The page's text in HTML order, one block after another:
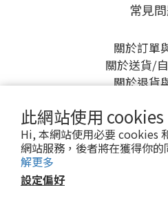
此網站使用 cookies
Hi, 本網站使用必要 cookies
網站服務，後者將在獲得你的
解更多
設定偏好
常見
關於訂單
關於送貨/
關於退貨